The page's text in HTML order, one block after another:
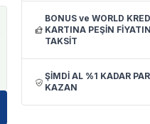
BONUS ve WORLD
KARTINA PEŞİN
TAKSİT
ŞİMDİ AL %1 KADAR
KAZAN